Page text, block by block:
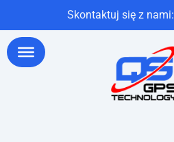
Skontaktuj się z nami: